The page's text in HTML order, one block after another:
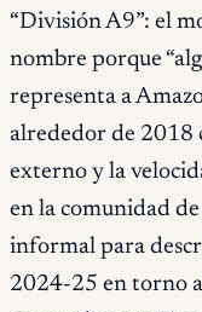
“División A9”: el
nombre porque
representa a
alrededor de 2018
externo y la
en la comunidad
informal para
2024-25 en torno a